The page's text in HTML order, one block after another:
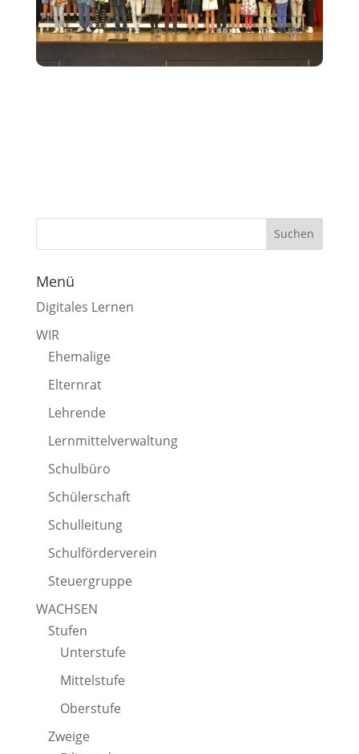
Menü
Digitales Lernen
WIR
Ehemalige
Elternrat
Lehrende
Lernmittelverwaltung
Schulbüro
Schülerschaft
Schulleitung
Schulförderverein
Steuergruppe
WACHSEN
Stufen
Unterstufe
Mittelstufe
Oberstufe
Zweige